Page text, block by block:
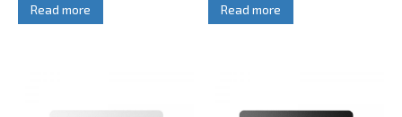
Read more Read more